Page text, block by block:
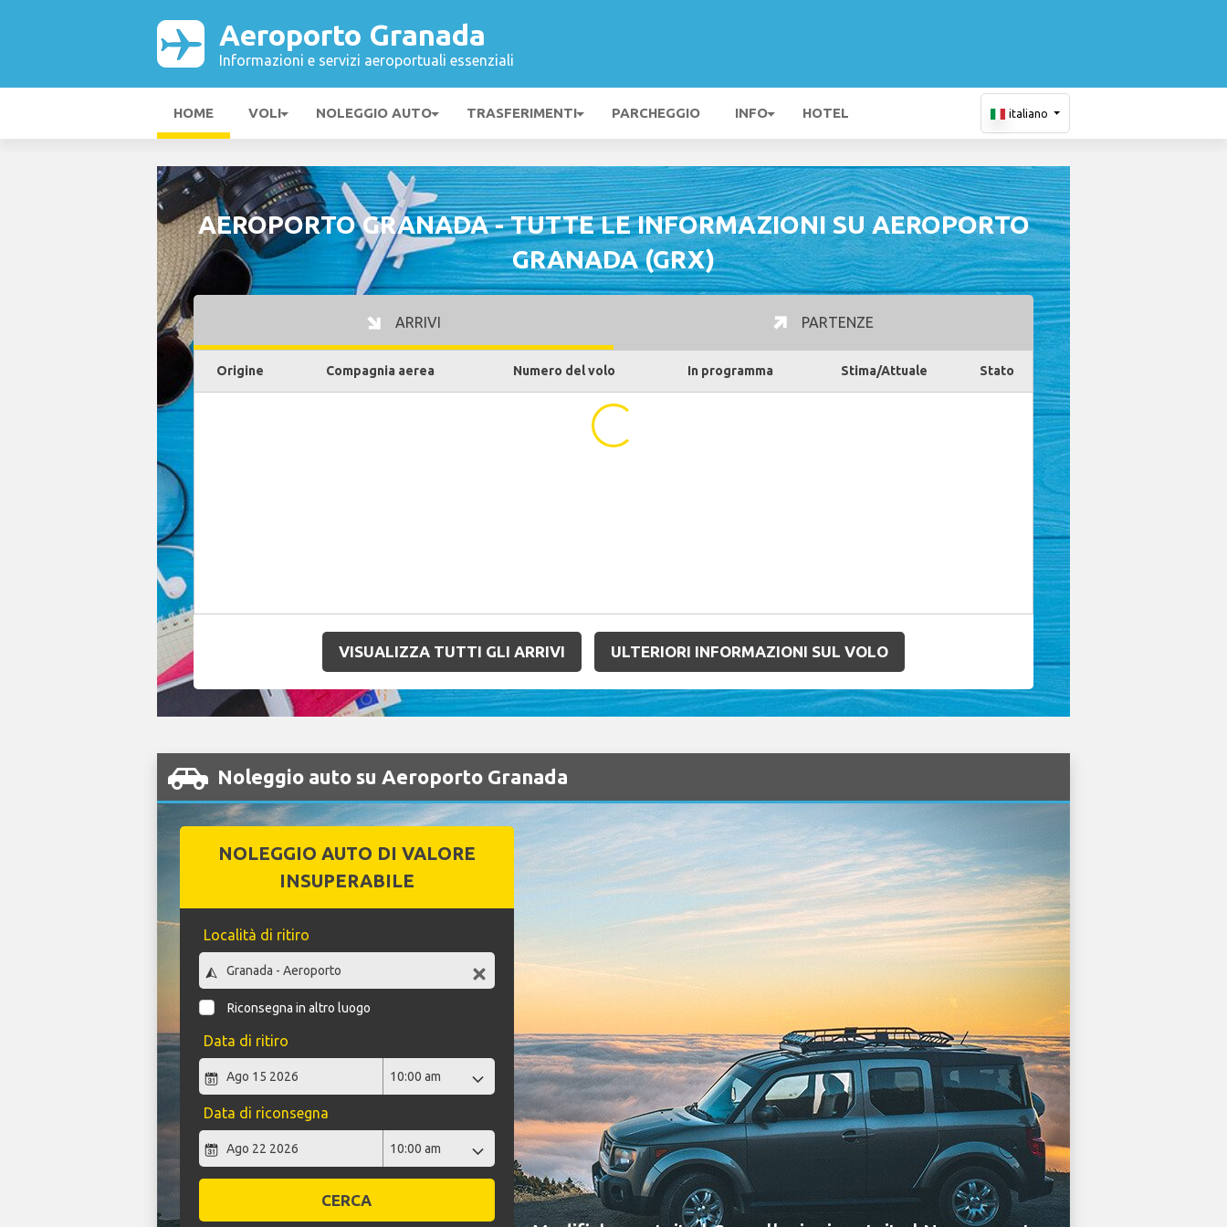
Aeroporto Granada
Informazioni e servizi aeroportuali essenziali
HOME VOLI NOLEGGIO AUTO TRASFERIMENTI PARCHEGGIO INFO HOTEL italiano
AEROPORTO GRANADA - TUTTE LE INFORMAZIONI SU AEROPORTO
GRANADA (GRX)
ARRIVI PARTENZE
Origine Compagnia aerea Numero del volo In programma Stima/Attuale Stato
...
VISUALIZZA TUTTI GLI ARRIVI ULTERIORI INFORMAZIONI SUL VOLO
Noleggio auto su Aeroporto Granada
NOLEGGIO AUTO DI VALORE
INSUPERABILE
Località di ritiro
Riconsegna in altro luogo
Data di ritiro
Data di riconsegna
CERCA